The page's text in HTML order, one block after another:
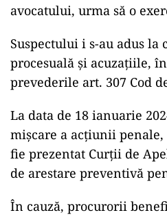
avocatului, urma să o
Suspectului i s-au adus la
procesuală și acuzațiile,
prevederile art. 307 Cod
La data de 18 ianuarie
mișcare a acțiunii penale,
fie prezentat Curții de
de arestare preventivă
În cauză, procurorii